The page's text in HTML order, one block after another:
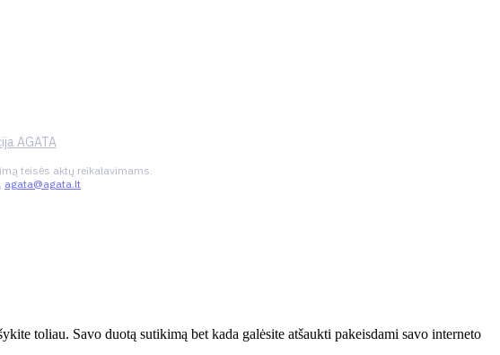
AGATA
teisės aktų reikalavimams.
, agata@agata.lt
toliau. Savo duotą sutikimą bet kada galėsite atšaukti pakeisdami savo interneto